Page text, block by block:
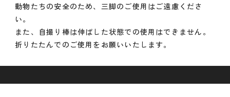
動物たちの安全のため、三脚のご使用はご遠慮くださ
い。
また、自撮り棒は伸ばした状態での使用はできません。
折りたたんでのご使用をお願いいたします。